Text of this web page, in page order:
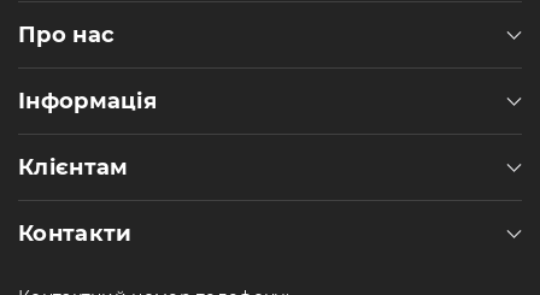
Про нас
Інформація
Клієнтам
Контакти